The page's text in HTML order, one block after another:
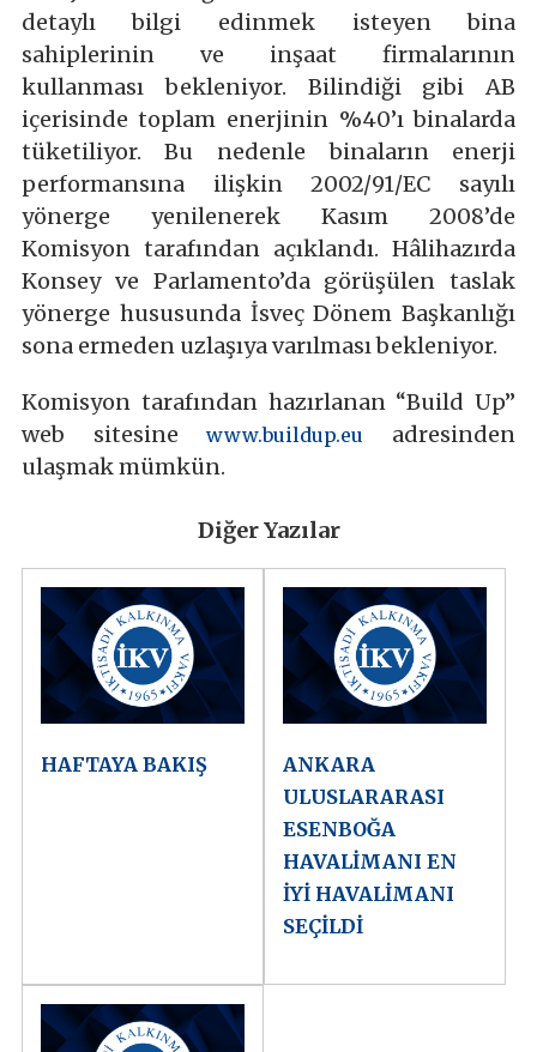
detaylı bilgi edinmek isteyen bina
sahiplerinin ve inşaat firmalarının
kullanması bekleniyor. Bilindiği gibi AB
içerisinde toplam enerjinin %40’ı binalarda
tüketiliyor. Bu nedenle binaların enerji
performansına ilişkin 2002/91/EC sayılı
yönerge yenilenerek Kasım 2008’de
Komisyon tarafından açıklandı. Hâlihazırda
Konsey ve Parlamento’da görüşülen taslak
yönerge hususunda İsveç Dönem Başkanlığı
sona ermeden uzlaşıya varılması bekleniyor.
Komisyon tarafından hazırlanan “Build Up”
web sitesinewww.buildup.eu
adresinden
ulaşmak mümkün.
Diğer Yazılar
HAFTAYA BAKIŞ
ANKARA
ULUSLARARASI
ESENBOĞA
HAVALİMANI EN
İYİ HAVALİMANI
SEÇİLDİ